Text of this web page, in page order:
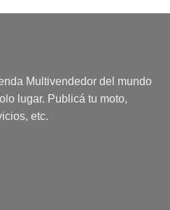
Multivendedor del mundo
lugar. Publicá tu moto,
etc.